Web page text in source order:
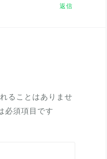
返信
ることはありませ
必須項目です